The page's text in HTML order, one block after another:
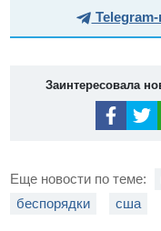
Заинтересовала
Еще новости по теме:
беспорядки
сша